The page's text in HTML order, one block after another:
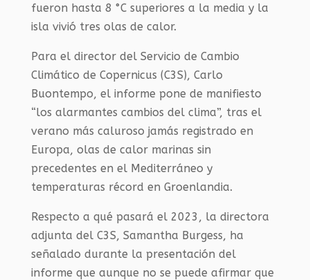
fueron hasta 8 °C superiores a la media y la
isla vivió tres olas de calor.
Para el director del Servicio de Cambio
Climático de Copernicus (C3S), Carlo
Buontempo, el informe pone de manifiesto
“los alarmantes cambios del clima”, tras el
verano más caluroso jamás registrado en
Europa, olas de calor marinas sin
precedentes en el Mediterráneo y
temperaturas récord en Groenlandia.
Respecto a qué pasará el 2023, la directora
adjunta del C3S, Samantha Burgess, ha
señalado durante la presentación del
informe que aunque no se puede afirmar que